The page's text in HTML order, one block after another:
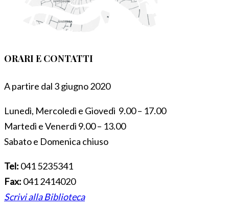
ORARI E CONTATTI
A partire dal 3 giugno 2020
Lunedì, Mercoledì e Giovedì 9.00 – 17.00
Martedì e Venerdì 9.00 – 13.00
Sabato e Domenica chiuso
Tel: 041 5235341
Fax: 041 2414020
Scrivi alla Biblioteca